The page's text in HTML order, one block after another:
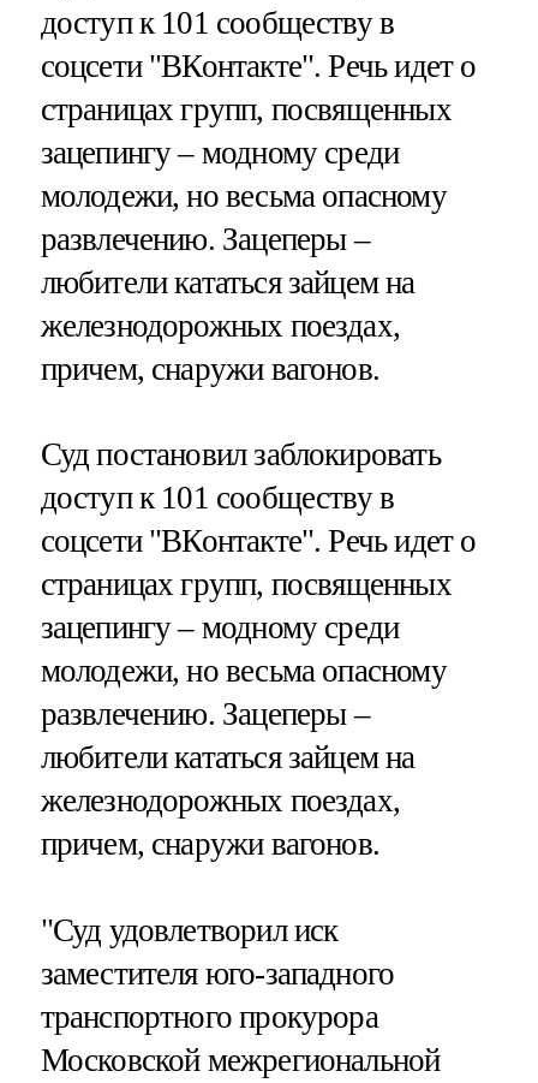
доступ к 101 сообществу в
соцсети "ВКонтакте". Речь идет о
страницах групп, посвященных
зацепингу – модному среди
молодежи, но весьма опасному
развлечению. Зацеперы –
любители кататься зайцем на
железнодорожных поездах,
причем, снаружи вагонов.
Суд постановил заблокировать
доступ к 101 сообществу в
соцсети "ВКонтакте". Речь идет о
страницах групп, посвященных
зацепингу – модному среди
молодежи, но весьма опасному
развлечению. Зацеперы –
любители кататься зайцем на
железнодорожных поездах,
причем, снаружи вагонов.
"Суд удовлетворил иск
заместителя юго-западного
транспортного прокурора
Московской межрегиональной